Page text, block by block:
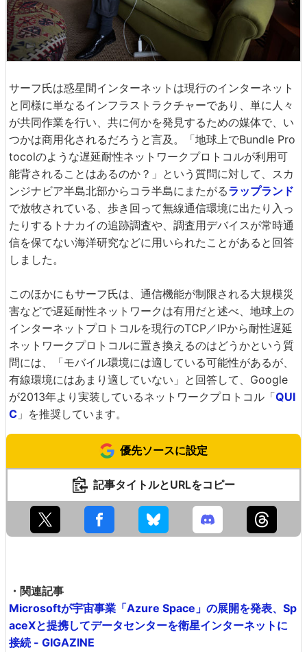
サーフ氏は惑星間インターネットは現行のインターネット
と同様に単なるインフラストラクチャーであり、単に人々
が共同作業を行い、共に何かを発見するための媒体で、い
つかは商用化されるだろうと言及。「地球上でBundle Pro
tocolのような遅延耐性ネットワークプロトコルが利用可
能背されることはあるのか？」という質問に対して、スカ
ンジナビア半島北部からコラ半島にまたがるラップランド
で放牧されている、歩き回って無線通信環境に出たり入っ
たりするトナカイの追跡調査や、調査用デバイスが常時通
信を保てない海洋研究などに用いられたことがあると回答
しました。
このほかにもサーフ氏は、通信機能が制限される大規模災
害などで遅延耐性ネットワークは有用だと述べ、地球上の
インターネットプロトコルを現行のTCP／IPから耐性遅延
ネットワークプロトコルに置き換えるのはどうかという質
問には、「モバイル環境には適している可能性があるが、
有線環境にはあまり適していない」と回答して、Google
が2013年より実装しているネットワークプロトコル「QUI
C 」を推奨しています。
優先ソースに設定
記事タイトルとURLをコピー
・関連記事
Microsoftが宇宙事業「Azure Space」の展開を発表、Sp
aceXと提携してデータセンターを衛星インターネットに
接続 - GIGAZINE